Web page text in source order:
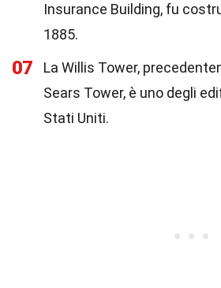
Insurance Building, fu
1885.
07
La Willis Tower,
Sears Tower, è uno degli
Stati Uniti.